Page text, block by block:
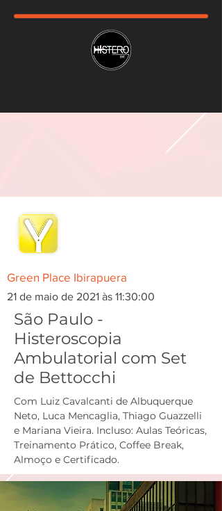
Green Place Ibirapuera
21 de maio de 2021 às 11:30:00
São Paulo -
Histeroscopia
Ambulatorial com Set
de Bettocchi
Com Luiz Cavalcanti de Albuquerque
Neto, Luca Mencaglia, Thiago Guazzelli
e Mariana Vieira. Incluso: Aulas Teóricas,
Treinamento Prático, Coffee Break,
Almoço e Certificado.